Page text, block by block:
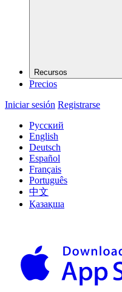
Recursos
Precios
Iniciar sesión Registrarse
Русский
English
Deutsch
Español
Français
Português
中文
Қазақша